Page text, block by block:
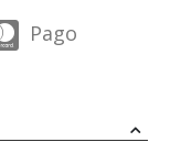
Pago